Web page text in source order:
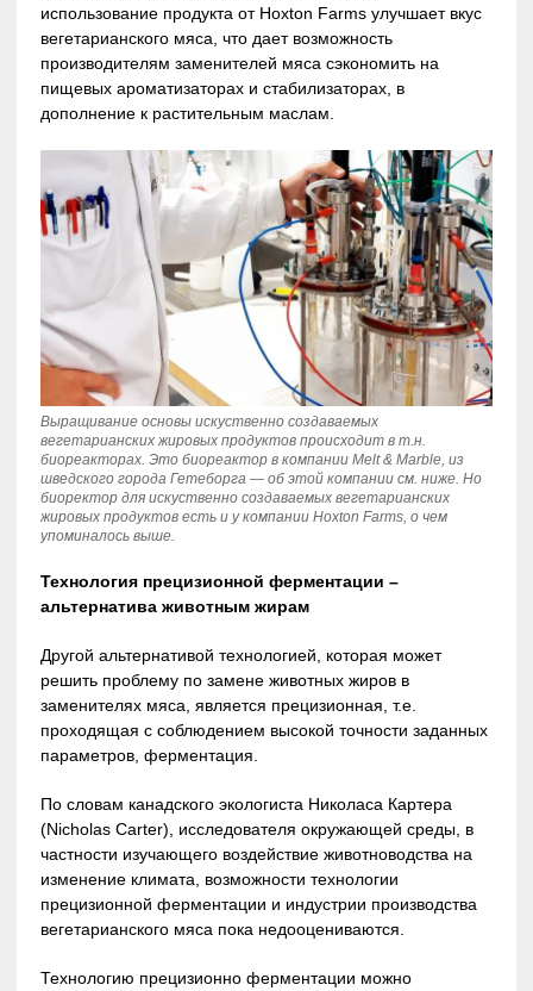
использование продукта от Hoxton Farms улучшает вкус
вегетарианского мяса, что дает возможность
производителям заменителей мяса сэкономить на
пищевых ароматизаторах и стабилизаторах, в
дополнение к растительным маслам.
Выращивание основы искуственно создаваемых
вегетарианских жировых продуктов происходит в т.н.
биореакторах. Это биореактор в компании Melt & Marble, из
шведского города Гетеборга — об этой компании см. ниже. Но
биоректор для искуственно создаваемых вегетарианских
жировых продуктов есть и у компании Hoxton Farms, о чем
упоминалось выше.
Технология прецизионной ферментации –
альтернатива животным жирам
Другой альтернативой технологией, которая может
решить проблему по замене животных жиров в
заменителях мяса, является прецизионная, т.е.
проходящая с соблюдением высокой точности заданных
параметров, ферментация.
По словам канадского экологиста Николаса Картера
(Nicholas Carter), исследователя окружающей среды, в
частности изучающего воздействие животноводства на
изменение климата, возможности технологии
прецизионной ферментации и индустрии производства
вегетарианского мяса пока недооцениваются.
Технологию прецизионно ферментации можно